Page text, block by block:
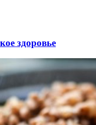
здоровье